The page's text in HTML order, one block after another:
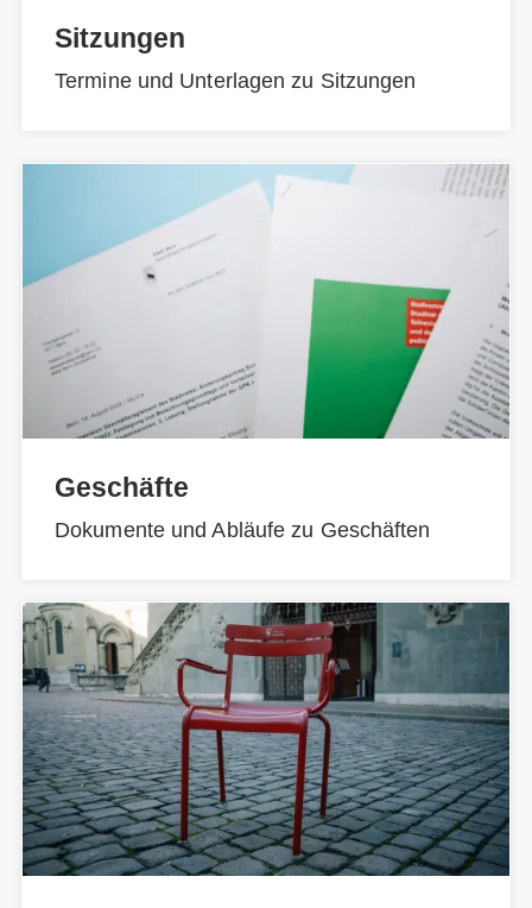
Sitzungen
Termine und Unterlagen zu Sitzungen
Geschäfte
Dokumente und Abläufe zu Geschäften